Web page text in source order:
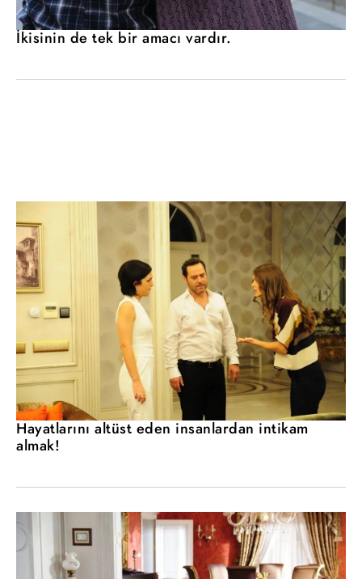
İkisinin de tek bir amacı vardır.
Hayatlarını altüst eden insanlardan intikam
almak!